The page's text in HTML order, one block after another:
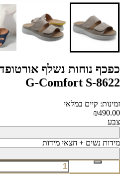
כפכף נוחות נשלף
G-Comfort S-8622
זמינות: קיים במלאי
₪490.00
צבע
מידות נשים + חצאי מידות